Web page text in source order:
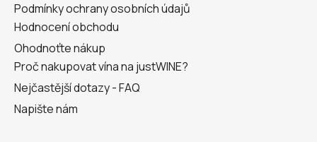
Podmínky ochrany osobních údajů
Hodnocení obchodu
Ohodnoťte nákup
Proč nakupovat vína na justWINE?
Nejčastější dotazy - FAQ
Napište nám